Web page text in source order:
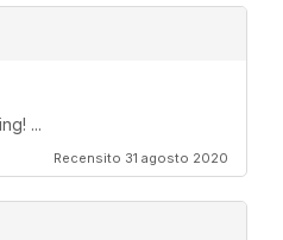
...
Recensito 31 agosto 2020